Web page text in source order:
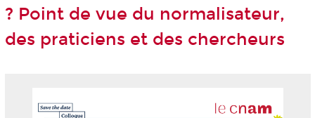
? Point de vue du normalisateur,
des praticiens et des chercheurs